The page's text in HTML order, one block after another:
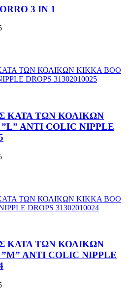
3 ΙΝ 1
ΚΑΤΑ ΤΩΝ ΚΟΛΙΚΩΝ
ANTI COLIC NIPPLE
ΚΑΤΑ ΤΩΝ ΚΟΛΙΚΩΝ
ANTI COLIC NIPPLE